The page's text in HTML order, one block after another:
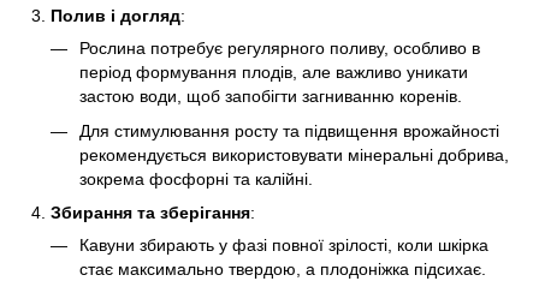
Полив і догляд:
Рослина потребує регулярного поливу, особливо в
період формування плодів, але важливо уникати
застою води, щоб запобігти загниванню коренів.
Для стимулювання росту та підвищення врожайності
рекомендується використовувати мінеральні добрива,
зокрема фосфорні та калійні.
Збирання та зберігання:
Кавуни збирають у фазі повної зрілості, коли шкірка
стає максимально твердою, а плодоніжка підсихає.